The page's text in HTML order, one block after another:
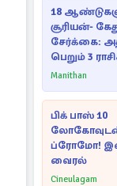
18
சூரியன்-
சேர்க்கை:
பெறும் 3
Manithan
பிக் பாஸ் 10
லோகோவுடன்
ப்ரோமோ!
வைரல்
Cineulagam